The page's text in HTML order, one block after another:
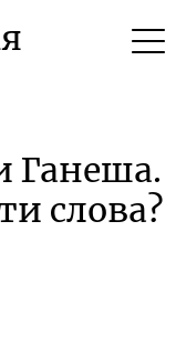
Ганеша.
слова?